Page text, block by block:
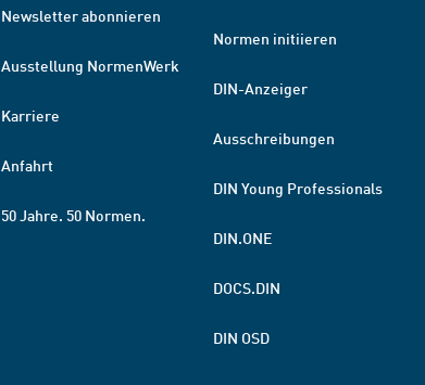
Newsletter abonnieren
Ausstellung NormenWerk
Karriere
Anfahrt
50 Jahre. 50 Normen.
Normen initiieren
DIN-Anzeiger
Ausschreibungen
DIN Young Professionals
DIN.ONE
DOCS.DIN
DIN OSD